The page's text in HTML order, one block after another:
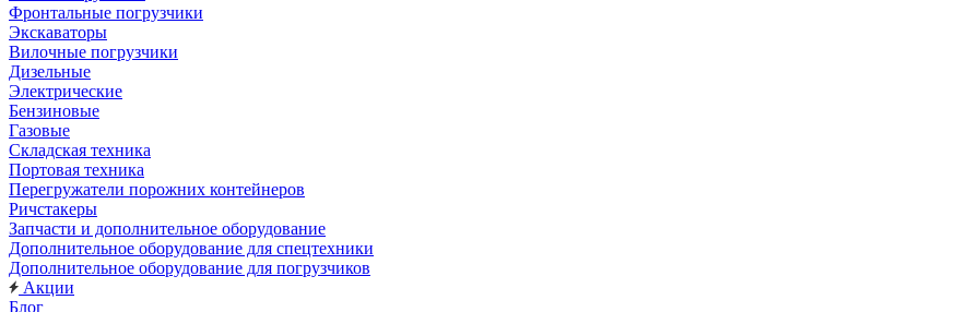
Фронтальные погрузчики
Экскаваторы
Вилочные погрузчики
Дизельные
Электрические
Бензиновые
Газовые
Складская техника
Портовая техника
Перегружатели порожних контейнеров
Ричстакеры
Запчасти и дополнительное оборудование
Дополнительное оборудование для спецтехники
Дополнительное оборудование для погрузчиков
Акции
Блог